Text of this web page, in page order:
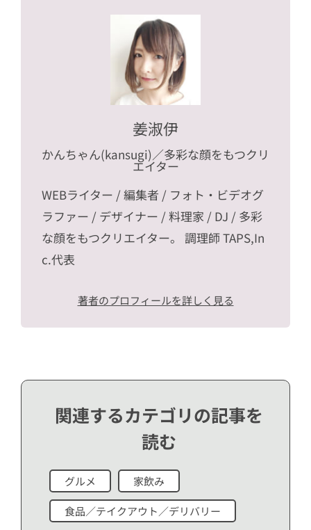
姜淑伊
かんちゃん(kansugi)／多彩な顔をもつクリ
エイター
WEBライター / 編集者 / フォト・ビデオグ
ラファー / デザイナー / 料理家 / DJ / 多彩
な顔をもつクリエイター。 調理師 TAPS,In
c.代表
著者のプロフィールを詳しく見る
関連するカテゴリの記事を
読む
グルメ 家飲み
食品／テイクアウト／デリバリー